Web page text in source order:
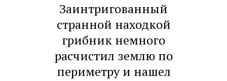
Заинтригованный
странной находкой
грибник немного
расчистил землю по
периметру и нашел